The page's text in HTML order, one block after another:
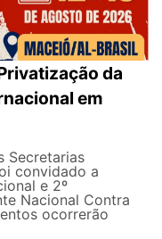
da
em
Secretarias
convidado a
e 2º
Nacional Contra
ocorrerão